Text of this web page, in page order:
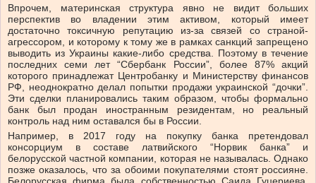
Впрочем, материнская структура явно не видит больших
перспектив во владении этим активом, который имеет
достаточно токсичную репутацию из-за связей со страной-
агрессором, и которому к тому же в рамках санкций запрещено
выводить из Украины какие-либо средства. Поэтому в течение
последних семи лет “Сбербанк России”, более 87% акций
которого принадлежат Центробанку и Министерству финансов
РФ, неоднократно делал попытки продажи украинской “дочки”.
Эти сделки планировались таким образом, чтобы формально
банк был продан иностранным резидентам, но реальный
контроль над ним оставался бы в России.
Например, в 2017 году на покупку банка претендовал
консорциум в составе латвийского “Норвик банка” и
белорусской частной компании, которая не называлась. Однако
позже оказалось, что за обоими покупателями стоят россияне.